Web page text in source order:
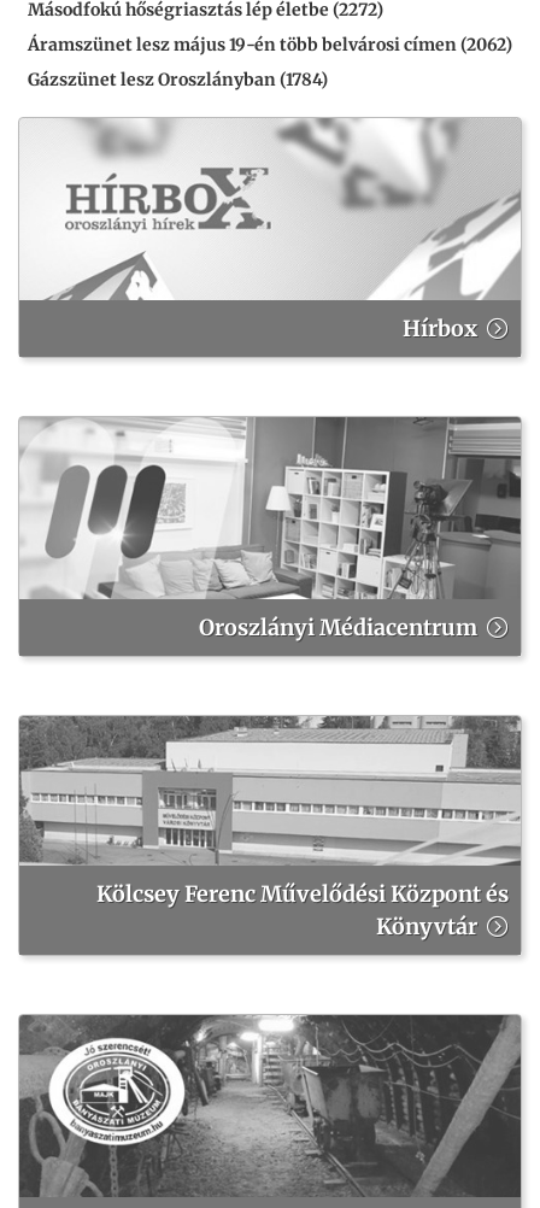
Másodfokú hőségriasztás lép életbe (2272)
Áramszünet lesz május 19-én több belvárosi címen (2062)
Gázszünet lesz Oroszlányban (1784)
Hírbox
Oroszlányi Médiacentrum
Kölcsey Ferenc Művelődési Központ és
Könyvtár